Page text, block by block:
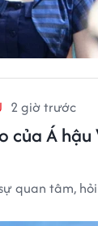
2 giờ trước
của Á hậu
quan tâm,